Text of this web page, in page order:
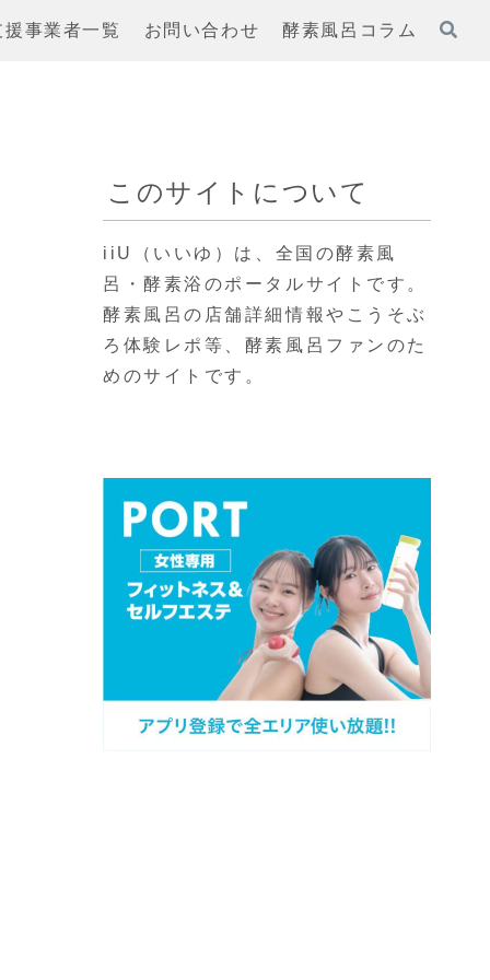
援事業者一覧 お問い合わせ 酵素風呂コラム
このサイトについて
iiU（いいゆ）は、全国の酵素風
呂・酵素浴のポータルサイトです。
酵素風呂の店舗詳細情報やこうそぶ
ろ体験レポ等、酵素風呂ファンのた
めのサイトです。